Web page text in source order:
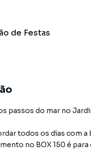
de Festas
passos do mar no
todos os dias com
no BOX 150 é